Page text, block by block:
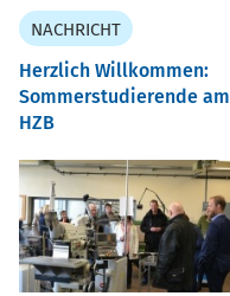
NACHRICHT
Herzlich Willkommen:
Sommerstudierende am
HZB